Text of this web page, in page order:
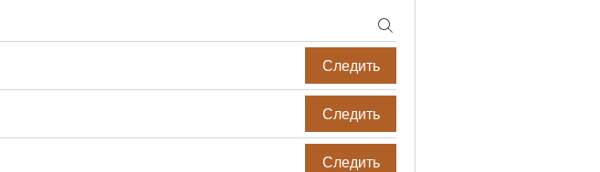
Следить
Следить
Следить